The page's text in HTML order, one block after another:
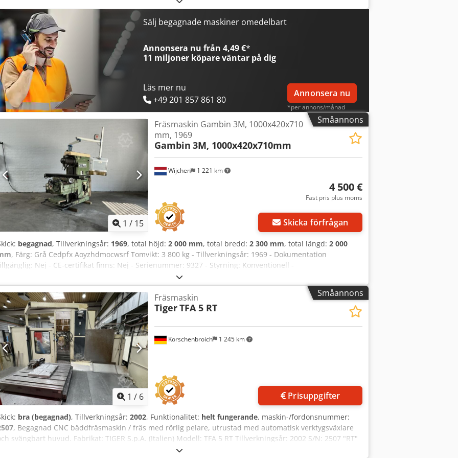
plats.
Sälj begagnade maskiner omedelbart
Annonsera nu från 4,49 €*
11 miljoner köpareväntar på dig
Läs mer nu
+49 201 857 861 80
Annonsera nu
*per annons/månad
Småannons
1 / 15
Wijchen 1 221 km
Fräsmaskin Gambin 3M, 1000x420x710
mm, 1969
Gambin 3M, 1000x420x710mm
4 500 €
Fast pris plus moms
Skicka förfrågan
begagnad, Tillverkningsår: 1969, total höjd: 2 000 mm, total bredd: 2 300 mm, total längd: 2 000
, Färg: Grå Cedpfx Aoyzhdmocwsrf Tomvikt: 3 800 kg - Tillverkningsår: 1969 - Dokumentation
Nej - CE-certifikat finns: Nej - Serienummer: 9327 - Styrning: Konventionell -
Horisontell/Vertikal: Horisontell och vertikal - Antal axlar [st.]: 3 - X-axel rörelse [mm]: 1000 - Y-axel rörelse
420 - Z-axel rörelse [mm]: 710 - Bordslängd [mm]: 1520 - Bordbredd [mm]: 385 - Verktygsfäste:
- Huvudspindeleffekt [kW]: 11 - Min. spindelvarvtal [rpm]: 25 - Max. spindelvarvtal [rpm]: 2000 -
2000mm x 2300mm x 2000mm (l x b x h) - Transportvikt [kg]: 3800kg - Transportpaket [st.]:
Ekonomisk information Moms: Det angivna priset är exklusive moms Moms/marginalbeskattning: Moms
för företag Leverans och inbyte möjligt när som helst för allt inom industrisektorn Lukas van
Småannons
1 / 6
Korschenbroich 1 245 km
Fräsmaskin
TigerTFA 5 RT
Prisuppgifter
bra (begagnad), Tillverkningsår: 2002, Funktionalitet: helt fungerande, maskin-/fordonsnummer:
, Begagnad CNC bäddfräsmaskin / fräs med rörlig pelare, utrustad med automatisk verktygsväxlare
svängbart huvud. Fabrikat: TIGER S.p.A. (Italien) Modell: TFA 5 RT Tillverkningsår: 2002 S/N: 2507 "RT"
står hos Tiger för utförande med rundbord/5-sidig bearbetning. Heidenhain CNC-styrning (troligtvis TNC